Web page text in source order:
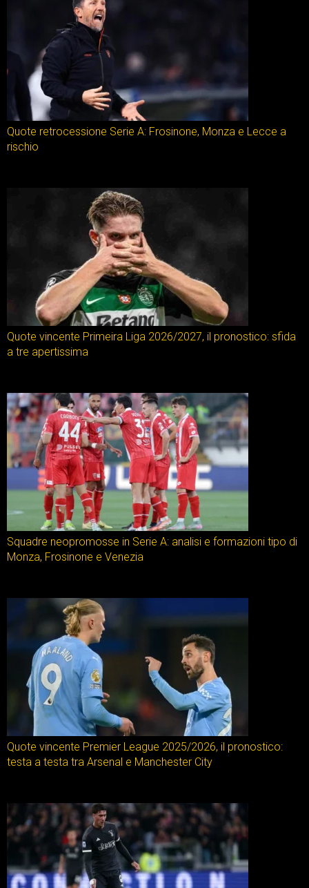
Quote retrocessione Serie A: Frosinone, Monza e Lecce a
rischio
Quote vincente Primeira Liga 2026/2027, il pronostico: sfida
a tre apertissima
Squadre neopromosse in Serie A: analisi e formazioni tipo di
Monza, Frosinone e Venezia
Quote vincente Premier League 2025/2026, il pronostico:
testa a testa tra Arsenal e Manchester City